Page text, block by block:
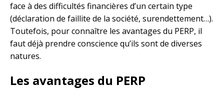
face à des difficultés financières d’un certain type
(déclaration de faillite de la société, surendettement…).
Toutefois, pour connaître les avantages du PERP, il
faut déjà prendre conscience qu’ils sont de diverses
natures.
Les avantages du PERP